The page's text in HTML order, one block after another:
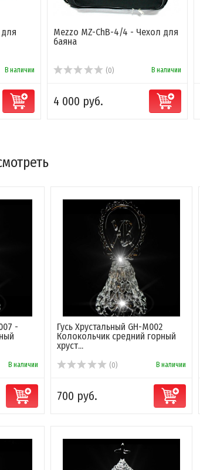
В наличии
Mezzo MZ-ChB-4/4 - Чехол для
баяна
(0) В наличии
4 000 руб.
-
В наличии
Гусь Хрустальный GH-M002
Колокольчик средний горный
хруст...
(0) В наличии
700 руб.